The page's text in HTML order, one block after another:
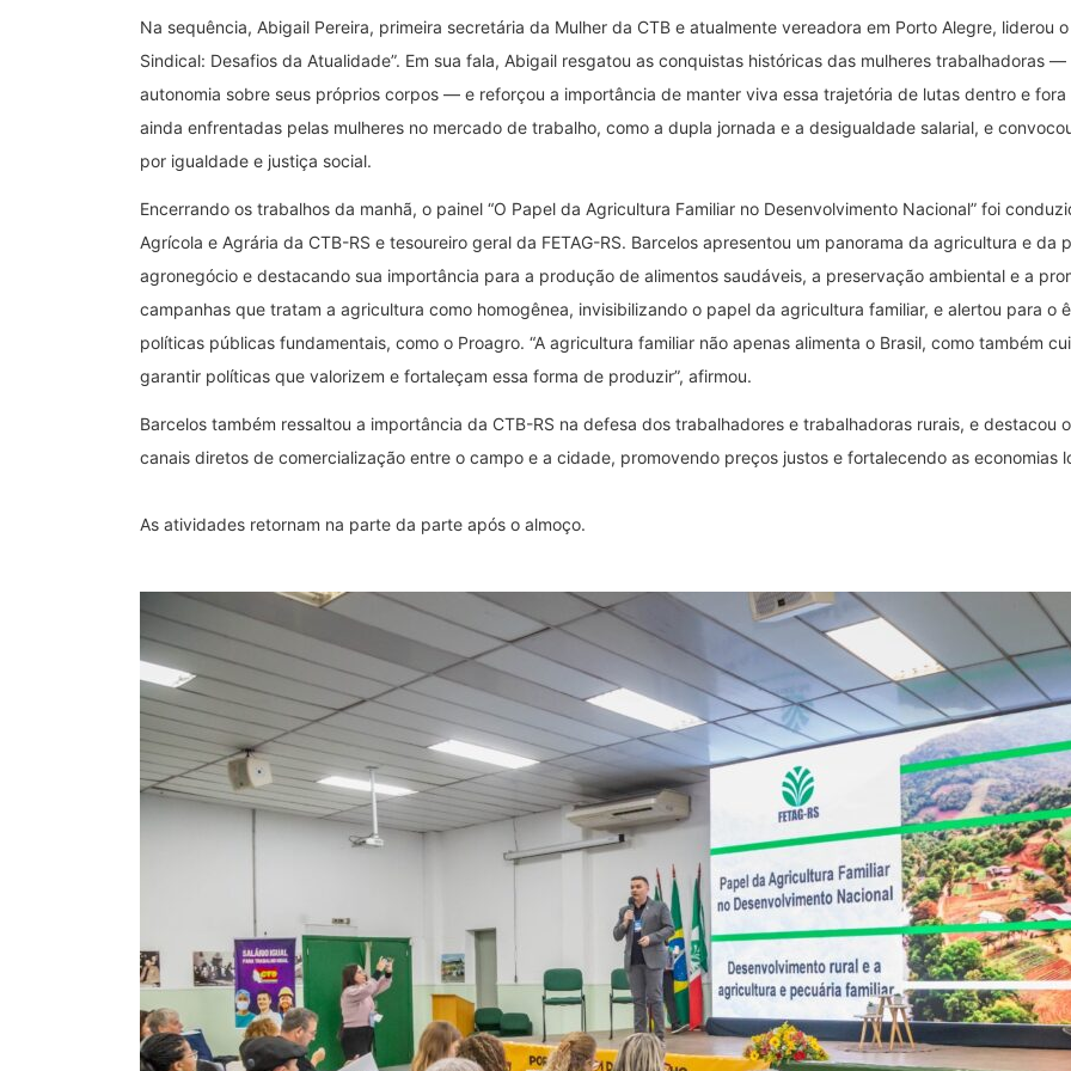
Na sequência, Abigail Pereira, primeira secretária da Mulher da CTB e atualmente vereadora em Porto Alegre, liderou
Sindical: Desafios da Atualidade”. Em sua fala, Abigail resgatou as conquistas históricas das mulheres trabalhadoras
autonomia sobre seus próprios corpos — e reforçou a importância de manter viva essa trajetória de lutas dentro e
ainda enfrentadas pelas mulheres no mercado de trabalho, como a dupla jornada e a desigualdade salarial, e
por igualdade e justiça social.
Encerrando os trabalhos da manhã, o painel “O Papel da Agricultura Familiar no Desenvolvimento Nacional” foi
Agrícola e Agrária da CTB-RS e tesoureiro geral da FETAG-RS. Barcelos apresentou um panorama da agricultura e
agronegócio e destacando sua importância para a produção de alimentos saudáveis, a preservação ambiental e a
campanhas que tratam a agricultura como homogênea, invisibilizando o papel da agricultura familiar, e alertou para o
políticas públicas fundamentais, como o Proagro. “A agricultura familiar não apenas alimenta o Brasil, como também
garantir políticas que valorizem e fortaleçam essa forma de produzir”, afirmou.
Barcelos também ressaltou a importância da CTB-RS na defesa dos trabalhadores e trabalhadoras rurais, e
canais diretos de comercialização entre o campo e a cidade, promovendo preços justos e fortalecendo as economias
As atividades retornam na parte da parte após o almoço.